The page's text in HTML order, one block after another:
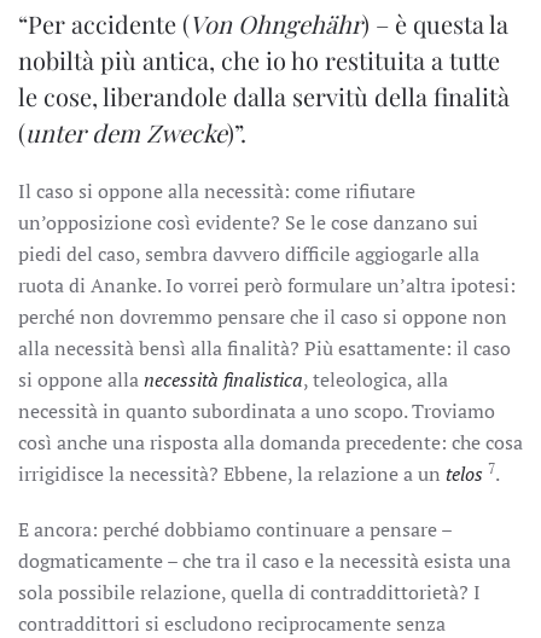
“Per accidente (Von Ohngehähr) – è questa la
nobiltà più antica, che io ho restituita a tutte
le cose, liberandole dalla servitù della finalità
(unter dem Zwecke)”.
Il caso si oppone alla necessità: come rifiutare
un’opposizione così evidente? Se le cose danzano sui
piedi del caso, sembra davvero difficile aggiogarle alla
ruota di Ananke. Io vorrei però formulare un’altra ipotesi:
perché non dovremmo pensare che il caso si oppone non
alla necessità bensì alla finalità? Più esattamente: il caso
si oppone allanecessità finalistica, teleologica, alla
necessità in quanto subordinata a uno scopo. Troviamo
così anche una risposta alla domanda precedente: che cosa
irrigidisce la necessità? Ebbene, la relazione a un telos 7.
E ancora: perché dobbiamo continuare a pensare –
dogmaticamente – che tra il caso e la necessità esista una
sola possibile relazione, quella di contraddittorietà? I
contraddittori si escludono reciprocamente senza